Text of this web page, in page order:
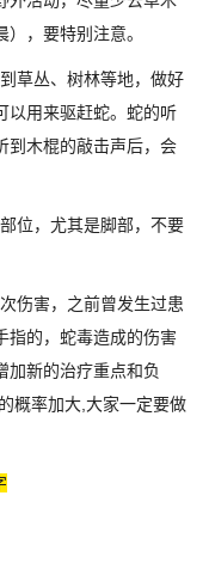
，要特别注意。
草丛、树林等地，做好
以用来驱赶蛇。蛇的听
到木棍的敲击声后，会
位，尤其是脚部，不要
伤害，之前曾发生过患
指的，蛇毒造成的伤害
加新的治疗重点和负
概率加大,大家一定要做